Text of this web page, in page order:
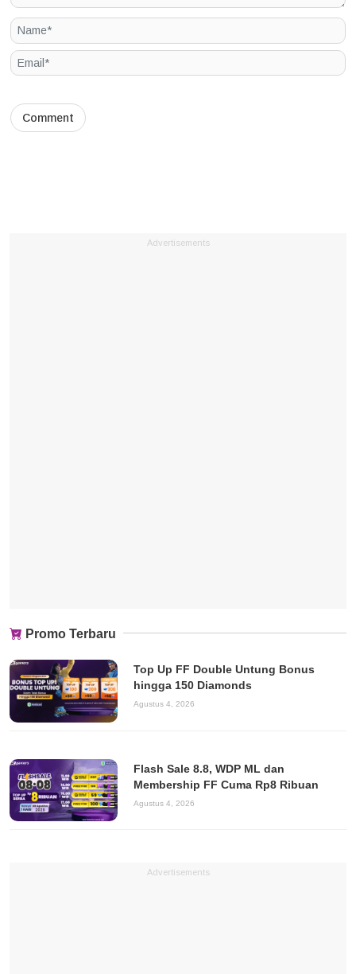
Advertisements
Promo Terbaru
Top Up FF Double Untung Bonus
hingga 150 Diamonds
Agustus 4, 2026
Flash Sale 8.8, WDP ML dan
Membership FF Cuma Rp8 Ribuan
Agustus 4, 2026
Advertisements